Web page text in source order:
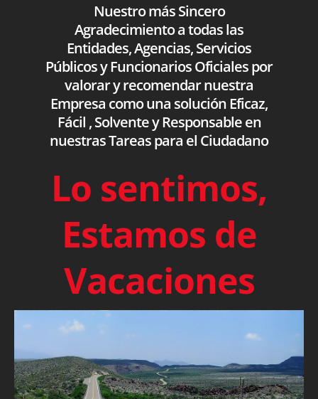
Nuestro más Sincero
Agradecimiento a todas las
Entidades, Agencias, Servicios
Públicos y Funcionarios Oficiales por
valorar y recomendar nuestra
Empresa como una solución Eficaz,
Fácil , Solvente y Responsable en
nuestras Tareas para el Ciudadano
Lo sentimos,
Estamos de
Vacaciones